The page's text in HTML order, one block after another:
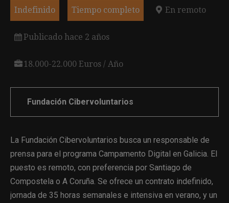
Indefinido Tiempo completo En remoto
Publicado hace 2 años
18.000-22.000 Euros / Año
Fundación Cibervoluntarios
La Fundación Cibervoluntarios busca un responsable de
prensa para el programa Campamento Digital en Galicia. El
puesto es remoto, con preferencia por Santiago de
Compostela o A Coruña. Se ofrece un contrato indefinido,
jornada de 35 horas semanales e intensiva en verano, y un